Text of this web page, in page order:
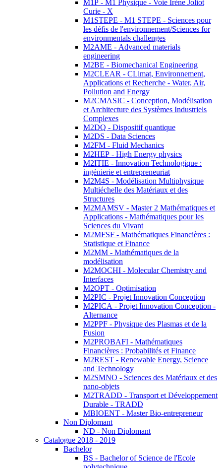
M1P - M1 Physique - Voie Irène Joliot
Curie - X
M1STEPE - M1 STEPE - Sciences pour
les défis de l'environnement/Sciences for
environmentals challenges
M2AME - Advanced materials
engineering
M2BE - Biomechanical Engineering
M2CLEAR - CLimat, Environnement,
Applications et Recherche - Water, Air,
Pollution and Energy
M2CMASIC - Conception, Modélisation
et Architecture des Systèmes Industriels
Complexes
M2DQ - Dispositif quantique
M2DS - Data Sciences
M2FM - Fluid Mechanics
M2HEP - High Energy physics
M2ITIE - Innovation Technologique :
ingénierie et entrepreneuriat
M2M4S - Modélisation Multiphysique
Multiéchelle des Matériaux et des
Structures
M2MAMSV - Master 2 Mathématiques et
Applications - Mathématiques pour les
Sciences du Vivant
M2MFSF - Mathématiques Financières :
Statistique et Finance
M2MM - Mathématiques de la
modélisation
M2MOCHI - Molecular Chemistry and
Interfaces
M2OPT - Optimisation
M2PIC - Projet Innovation Conception
M2PICA - Projet Innovation Conception -
Alternance
M2PPF - Physique des Plasmas et de la
Fusion
M2PROBAFI - Mathématiques
Financières : Probabilités et Finance
M2REST - Renewable Energy, Science
and Technology
M2SMNO - Sciences des Matériaux et des
nano-objets
M2TRADD - Transport et Développement
Durable - TRADD
MBIOENT - Master Bio-entrepreneur
Non Diplomant
ND - Non Diplomant
Catalogue 2018 - 2019
Bachelor
BS - Bachelor of Science de l'Ecole